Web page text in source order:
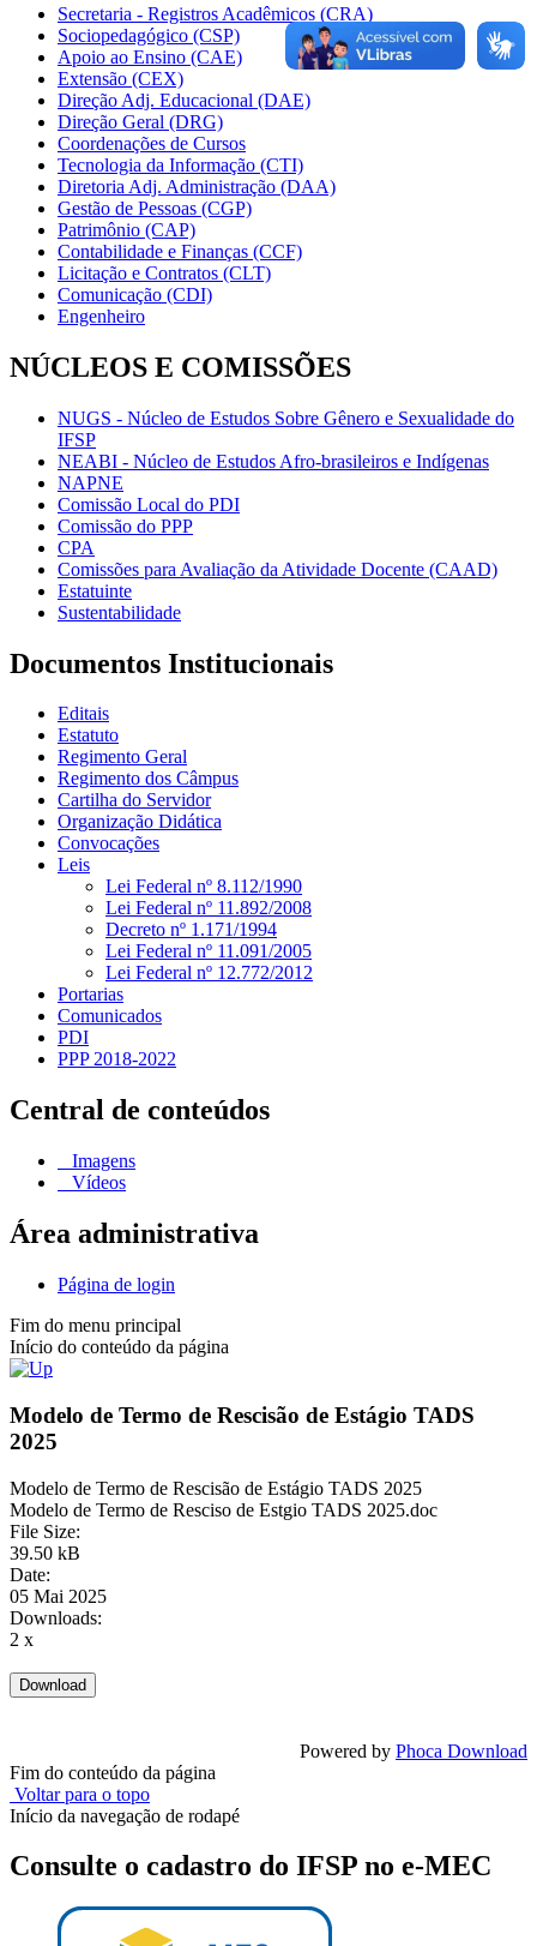
Secretaria - Registros Acadêmicos (CRA)
Sociopedagógico (CSP)
Apoio ao Ensino (CAE)
Extensão (CEX)
Direção Adj. Educacional (DAE)
Direção Geral (DRG)
Coordenações de Cursos
Tecnologia da Informação (CTI)
Diretoria Adj. Administração (DAA)
Gestão de Pessoas (CGP)
Patrimônio (CAP)
Contabilidade e Finanças (CCF)
Licitação e Contratos (CLT)
Comunicação (CDI)
Engenheiro
NÚCLEOS E COMISSÕES
NUGS - Núcleo de Estudos Sobre Gênero e Sexualidade do
IFSP
NEABI - Núcleo de Estudos Afro-brasileiros e Indígenas
NAPNE
Comissão Local do PDI
Comissão do PPP
CPA
Comissões para Avaliação da Atividade Docente (CAAD)
Estatuinte
Sustentabilidade
Documentos Institucionais
Editais
Estatuto
Regimento Geral
Regimento dos Câmpus
Cartilha do Servidor
Organização Didática
Convocações
Leis
Lei Federal nº 8.112/1990
Lei Federal nº 11.892/2008
Decreto nº 1.171/1994
Lei Federal nº 11.091/2005
Lei Federal nº 12.772/2012
Portarias
Comunicados
PDI
PPP 2018-2022
Central de conteúdos
Imagens
Vídeos
Área administrativa
Página de login
Fim do menu principal
Início do conteúdo da página
Modelo de Termo de Rescisão de Estágio TADS
2025
Modelo de Termo de Rescisão de Estágio TADS 2025
Modelo de Termo de Resciso de Estgio TADS 2025.doc
File Size:
39.50 kB
Date:
05 Mai 2025
Downloads:
2 x
Powered by Phoca Download
Fim do conteúdo da página
Voltar para o topo
Início da navegação de rodapé
Consulte o cadastro do IFSP no e-MEC